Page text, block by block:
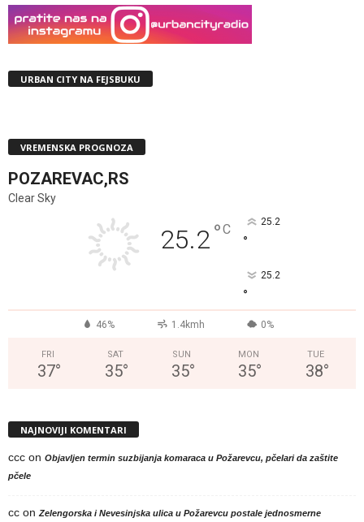
URBAN CITY NA FEJSBUKU
VREMENSKA PROGNOZA
POZAREVAC,RS
Clear Sky
25.2°C 25.2
°
25.2
°
46% 1.4kmh 0%
FRI
37°
SAT
35°
SUN
35°
MON
35°
TUE
38°
NAJNOVIJI KOMENTARI
ccc on Objavljen termin suzbijanja komaraca u Požarevcu, pčelari da zaštite
pčele
cc on Zelengorska i Nevesinjska ulica u Požarevcu postale jednosmerne